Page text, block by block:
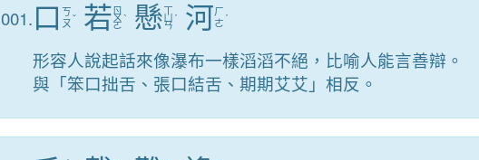
001.口 ㄎ
ㄡˇ 若 ㄖ
ㄨ
ㄛ
ˋ 懸ㄒ
ㄩ
ㄢ
ˊ 河ㄏ
ㄜ ˊ
形容人說起話來像瀑布一樣滔滔不絕，比喻人能言善辯。
與「笨口拙舌、張口結舌、期期艾艾」相反。